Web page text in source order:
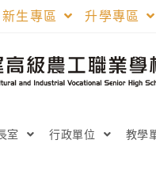
新生專區 升學專區
室 行政單位 教學